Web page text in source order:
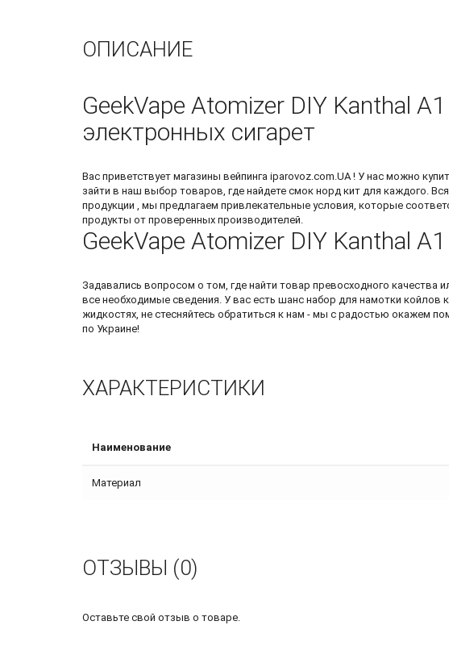
ОПИСАНИЕ
GeekVape Atomizer DIY Kanthal
электронных сигарет
Вас приветствует магазины вейпинга iparovoz.com.UA ! У нас можно
зайти в наш выбор товаров, где найдете смок норд кит для каждого.
продукции , мы предлагаем привлекательные условия, которые
продукты от проверенных производителей.
GeekVape Atomizer DIY Kanthal
Задавались вопросом о том, где найти товар превосходного качества
все необходимые сведения. У вас есть шанс набор для намотки койлов
жидкостях, не стесняйтесь обратиться к нам - мы с радостью окажем
по Украине!
ХАРАКТЕРИСТИКИ
Наименование
Материал
ОТЗЫВЫ (0)
Оставьте свой отзыв о товаре.